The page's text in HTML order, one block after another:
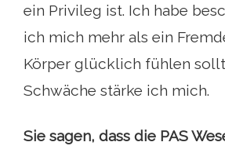
ein Privileg ist. Ich habe
ich mich mehr als ein
Körper glücklich fühlen
Schwäche stärke ich mich.
Sie sagen, dass die PAS